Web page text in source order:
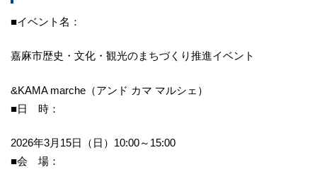
■イベント名：
嘉麻市歴史・文化・観光のまちづくり推進イベント
&KAMA marche（アンド カマ マルシェ）
■日 時：
2026年3月15日（日）10:00～15:00
■会 場：